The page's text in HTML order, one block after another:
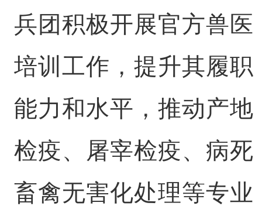
兵团积极开展官方兽医
培训工作，提升其履职
能力和水平，推动产地
检疫、屠宰检疫、病死
畜禽无害化处理等专业